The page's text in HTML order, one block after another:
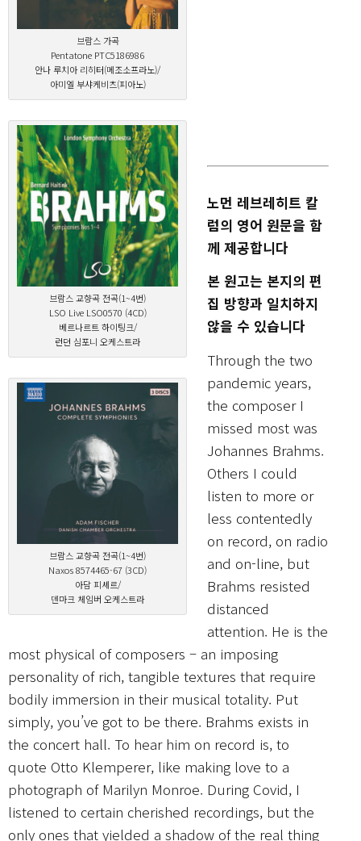
브람스 가곡
Pentatone PTC5186986
안나 루치아 리히터(메조소프라노)/
아미엘 부샤케비츠(피아노)
브람스 교향곡 전곡(1~4번)
LSO Live LSO0570 (4CD)
베르나르트 하이팅크/
런던 심포니 오케스트라
브람스 교향곡 전곡(1~4번)
Naxos 8574465-67 (3CD)
아담 피셰르/
덴마크 체임버 오케스트라
노먼 레브레히트 칼
럼의 영어 원문을 함
께 제공합니다
본 원고는 본지의 편
집 방향과 일치하지
않을 수 있습니다
Through the two
pandemic years,
the composer I
missed most was
Johannes Brahms.
Others I could
listen to more or
less contentedly
on record, on radio
and on-line, but
Brahms resisted
distanced
attention. He is the
most physical of composers – an imposing
personality of rich, tangible textures that require
bodily immersion in their musical totality. Put
simply, you’ve got to be there. Brahms exists in
the concert hall. To hear him on record is, to
quote Otto Klemperer, like making love to a
photograph of Marilyn Monroe. During Covid, I
listened to certain cherished recordings, but the
only ones that yielded a shadow of the real thing